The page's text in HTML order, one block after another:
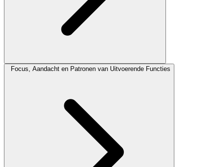
Focus, Aandacht en Patronen van Uitvoerende Functies